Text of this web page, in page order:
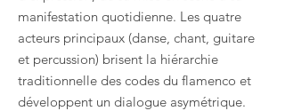
manifestation quotidienne. Les quatre
acteurs principaux (danse, chant, guitare
et percussion) brisent la hiérarchie
traditionnelle des codes du flamenco et
développent un dialogue asymétrique.